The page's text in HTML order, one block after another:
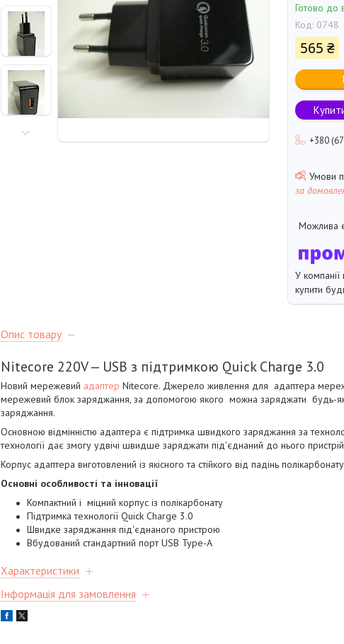
Готово до
Код: 0748
565 ₴
+380
за
У
купити
Опис товару
Nitecore 220V — USB з підтримкою Quick Charge 3.0
Новий мережевий адаптер Nitecore. Джерело живлення для адаптера
мережевий блок заряджання, за допомогою якого можна заряджати будь-
заряджання.
Основною відмінністю адаптера є підтримка швидкого заряджання за
технології дає змогу удвічі швидше заряджати під'єднаний до нього
Корпус адаптера виготовлений із якісного та стійкого від падінь
Основні особливості та інновації
Компактний і міцний корпус із полікарбонату
Підтримка технології Quick Charge 3.0
Швидке заряджання під'єднаного пристрою
Вбудований стандартний порт USB Type-A
Характеристики
Інформація для замовлення